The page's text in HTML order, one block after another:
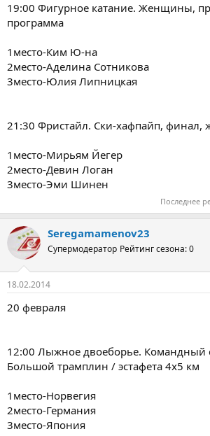
19:00 Фигурное катание. Женщины,
программа
1место-Ким Ю-на
2место-Аделина Сотникова
3место-Юлия Липницкая
21:30 Фристайл. Ски-хафпайп,
1место-Мирьям Йегер
2место-Девин Логан
3место-Эми Шинен
Последнее
Seregamamenov23
Супермодератор Рейтинг сезона: 0
18.02.2014
20 февраля
12:00 Лыжное двоеборье. Командный
Большой трамплин / эстафета 4х5 км
1место-Норвегия
2место-Германия
3место-Япония